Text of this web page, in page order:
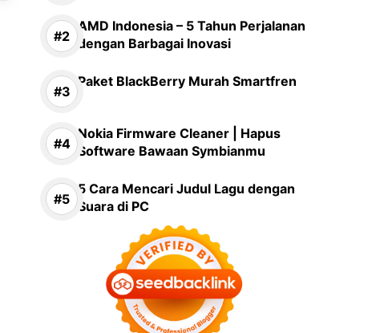
AMD Indonesia – 5 Tahun Perjalanan
dengan Barbagai Inovasi
Paket BlackBerry Murah Smartfren
Nokia Firmware Cleaner | Hapus
Software Bawaan Symbianmu
5 Cara Mencari Judul Lagu dengan
Suara di PC